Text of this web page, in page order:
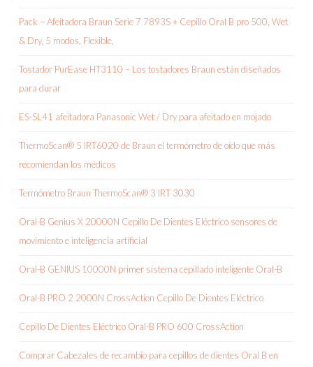
Pack – Afeitadora Braun Serie 7 7893S + Cepillo Oral B pro 500, Wet
& Dry, 5 modos, Flexible,
Tostador PurEase HT3110 – Los tostadores Braun están diseñados
para durar
ES-SL41 afeitadora Panasonic Wet / Dry para afeitado en mojado
ThermoScan® 5 IRT6020 de Braun el termómetro de oído que más
recomiendan los médicos
Termómetro Braun ThermoScan® 3 IRT 3030
Oral-B Genius X 20000N Cepillo De Dientes Eléctrico sensores de
movimiento e inteligencia artificial
Oral-B GENIUS 10000N primer sistema cepillado inteligente Oral-B
Oral-B PRO 2 2000N CrossAction Cepillo De Dientes Eléctrico
Cepillo De Dientes Eléctrico Oral-B PRO 600 CrossAction
Comprar Cabezales de recambio para cepillos de dientes Oral B en